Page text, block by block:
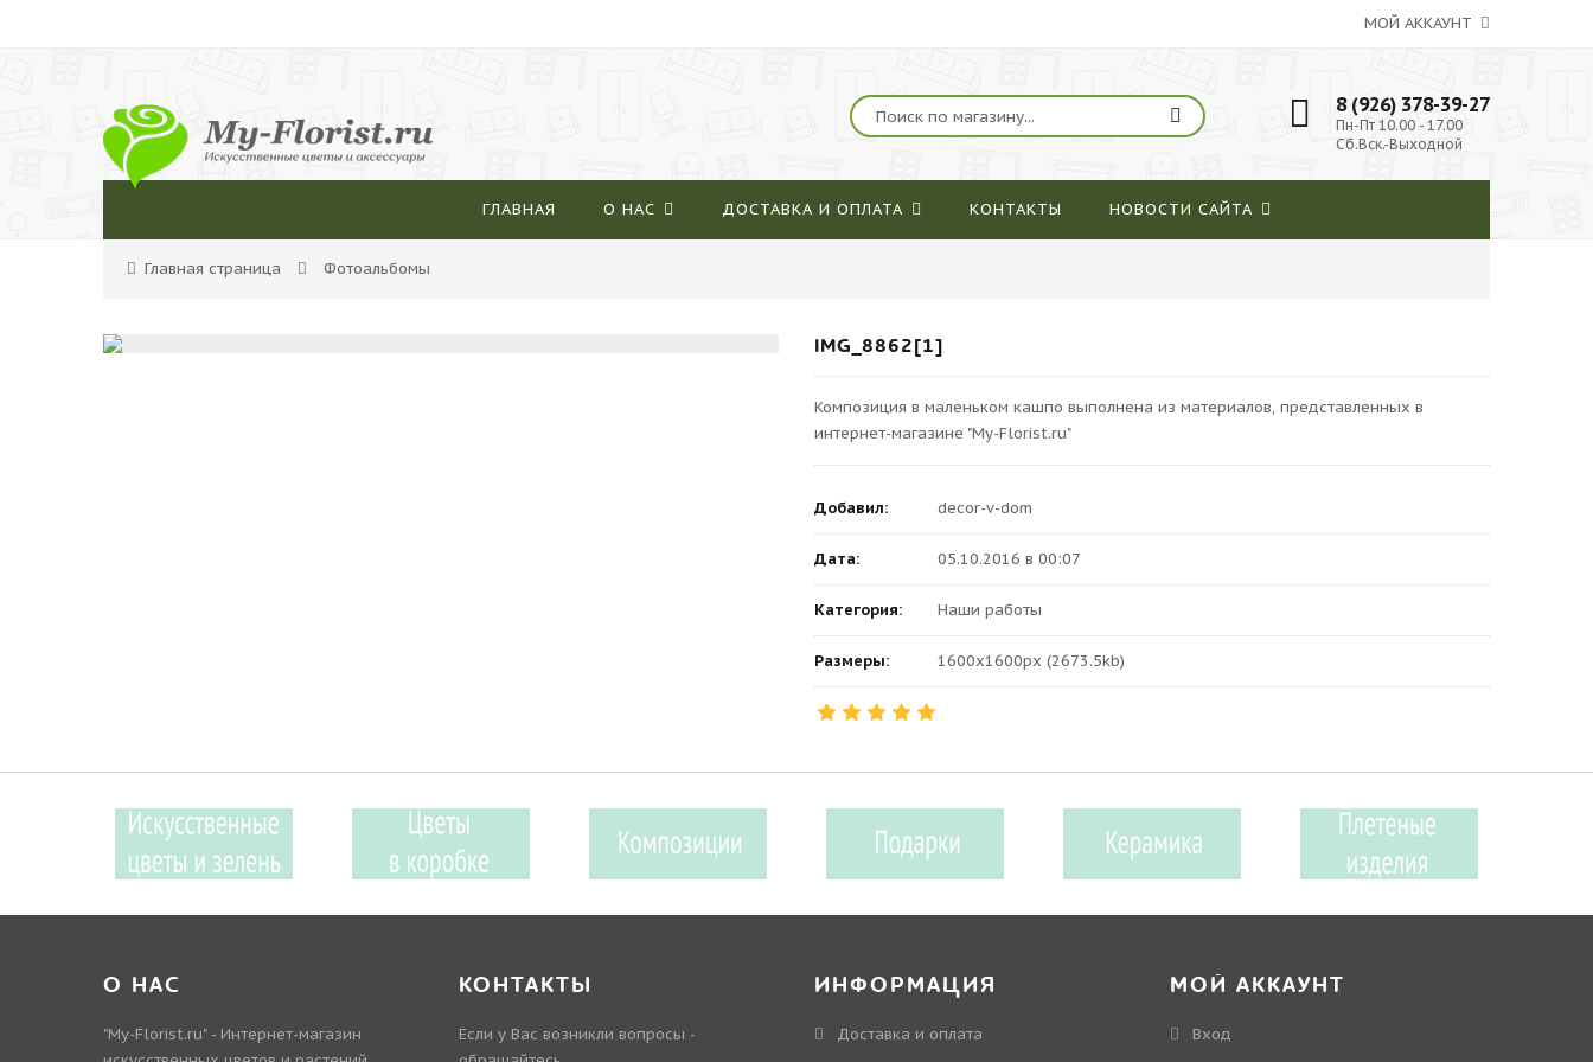
МОЙ АККАУНТ
8 (926) 378-39-27
Пн-Пт 10.00 - 17.00
Сб.Вск.-Выходной
ГЛАВНАЯ О НАС ДОСТАВКА И ОПЛАТА КОНТАКТЫ НОВОСТИ САЙТА
Главная страница Фотоальбомы
IMG_8862[1]
Композиция в маленьком кашпо выполнена из материалов, представленных в
интернет-магазине "My-Florist.ru"
Добавил: decor-v-dom
Дата: 05.10.2016 в 00:07
Категория: Наши работы
Размеры: 1600x1600px (2673.5kb)
О НАС
"My-Florist.ru"- Интернет-магазин
КОНТАКТЫ
Если у Вас возникли вопросы -
ИНФОРМАЦИЯ
Доставка и оплата
МОЙ АККАУНТ
Вход